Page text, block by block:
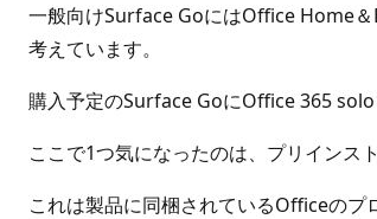
一般向けSurface GoにはOffice Home
考えています。
購入予定のSurface GoにOffice 365 solo
ここで1つ気になったのは、プリインス
これは製品に同梱されているOfficeの